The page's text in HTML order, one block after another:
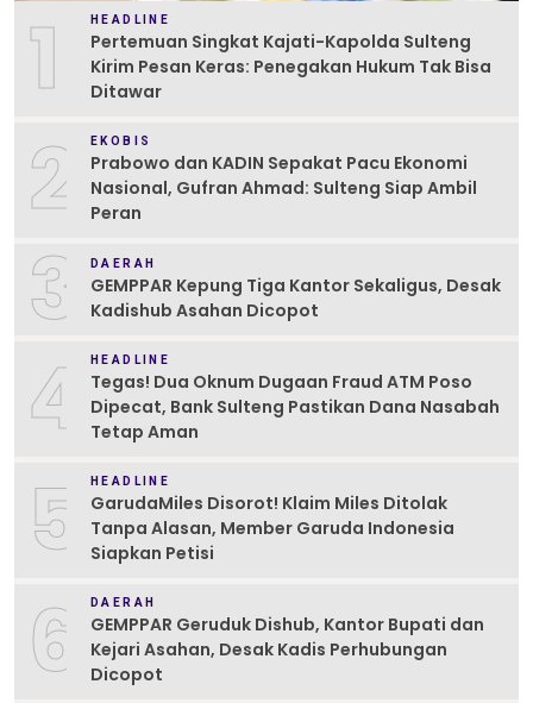
1 HEADLINE
Pertemuan Singkat Kajati-Kapolda Sulteng
Kirim Pesan Keras: Penegakan Hukum Tak Bisa
Ditawar
2 EKOBIS
Prabowo dan KADIN Sepakat Pacu Ekonomi
Nasional, Gufran Ahmad: Sulteng Siap Ambil
Peran
3 DAERAH
GEMPPAR Kepung Tiga Kantor Sekaligus, Desak
Kadishub Asahan Dicopot
4 HEADLINE
Tegas! Dua Oknum Dugaan Fraud ATM Poso
Dipecat, Bank Sulteng Pastikan Dana Nasabah
Tetap Aman
5 HEADLINE
GarudaMiles Disorot! Klaim Miles Ditolak
Tanpa Alasan, Member Garuda Indonesia
Siapkan Petisi
6 DAERAH
GEMPPAR Geruduk Dishub, Kantor Bupati dan
Kejari Asahan, Desak Kadis Perhubungan
Dicopot